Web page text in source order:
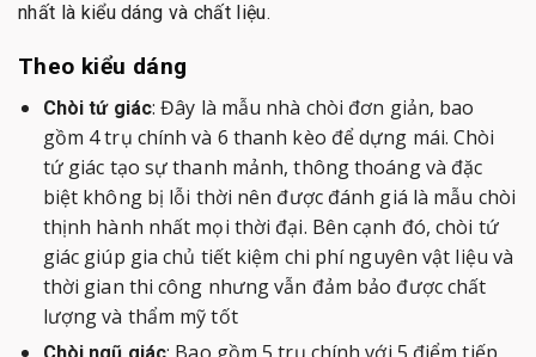
nhất là kiểu dáng và chất liệu.
Theo kiểu dáng
Chòi tứ giác: Đây là mẫu nhà chòi đơn giản, bao
gồm 4 trụ chính và 6 thanh kèo để dựng mái. Chòi
tứ giác tạo sự thanh mảnh, thông thoáng và đặc
biệt không bị lỗi thời nên được đánh giá là mẫu chòi
thịnh hành nhất mọi thời đại. Bên cạnh đó, chòi tứ
giác giúp gia chủ tiết kiệm chi phí nguyên vật liệu và
thời gian thi công nhưng vẫn đảm bảo được chất
lượng và thẩm mỹ tốt
Chòi ngũ giác